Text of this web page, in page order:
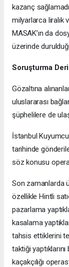
kazanç
milyarlarca liralık
MASAK’ın da
üzerinde
Soruşturma
Gözaltına
uluslararası
şüphelilere de
İstanbul
tarihinde
söz konusu
Son zamanlarda
özellikle Hintli
pazarlama
kasalama
tahsis ettiklerini
taktiği
kaçakçılığı